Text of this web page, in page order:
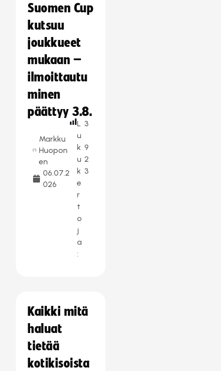
Suomen Cup
kutsuu
joukkueet
mukaan –
ilmoittautu
minen
päättyy 3.8.
Markku
Huopon
en
06.07.2
026
L
u
k
u
k
e
r
t
o
j
a
:
3
9
2
3
Kaikki mitä
haluat
tietää
kotikisoista